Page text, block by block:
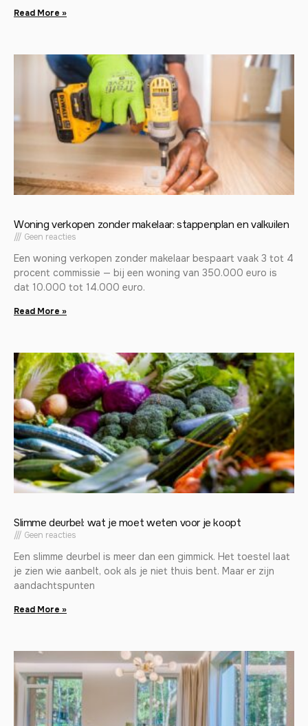
Read More »
Woning verkopen zonder makelaar: stappenplan en valkuilen
Geen reacties
Een woning verkopen zonder makelaar bespaart vaak 3 tot 4
procent commissie — bij een woning van 350.000 euro is
dat 10.000 tot 14.000 euro.
Read More »
Slimme deurbel: wat je moet weten voor je koopt
Geen reacties
Een slimme deurbel is meer dan een gimmick. Het toestel laat
je zien wie aanbelt, ook als je niet thuis bent. Maar er zijn
aandachtspunten
Read More »